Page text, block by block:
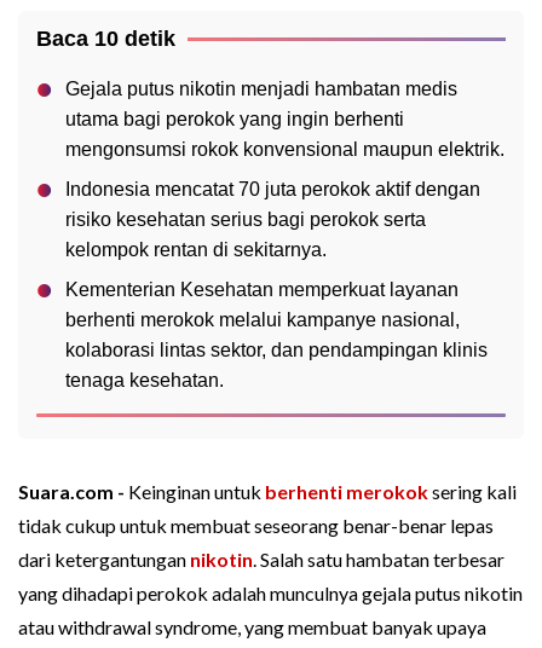
Baca 10 detik
Gejala putus nikotin menjadi hambatan medis
utama bagi perokok yang ingin berhenti
mengonsumsi rokok konvensional maupun elektrik.
Indonesia mencatat 70 juta perokok aktif dengan
risiko kesehatan serius bagi perokok serta
kelompok rentan di sekitarnya.
Kementerian Kesehatan memperkuat layanan
berhenti merokok melalui kampanye nasional,
kolaborasi lintas sektor, dan pendampingan klinis
tenaga kesehatan.
Suara.com - Keinginan untuk berhenti merokoksering kali
tidak cukup untuk membuat seseorang benar-benar lepas
dari ketergantungan nikotin. Salah satu hambatan terbesar
yang dihadapi perokok adalah munculnya gejala putus nikotin
atau withdrawal syndrome, yang membuat banyak upaya